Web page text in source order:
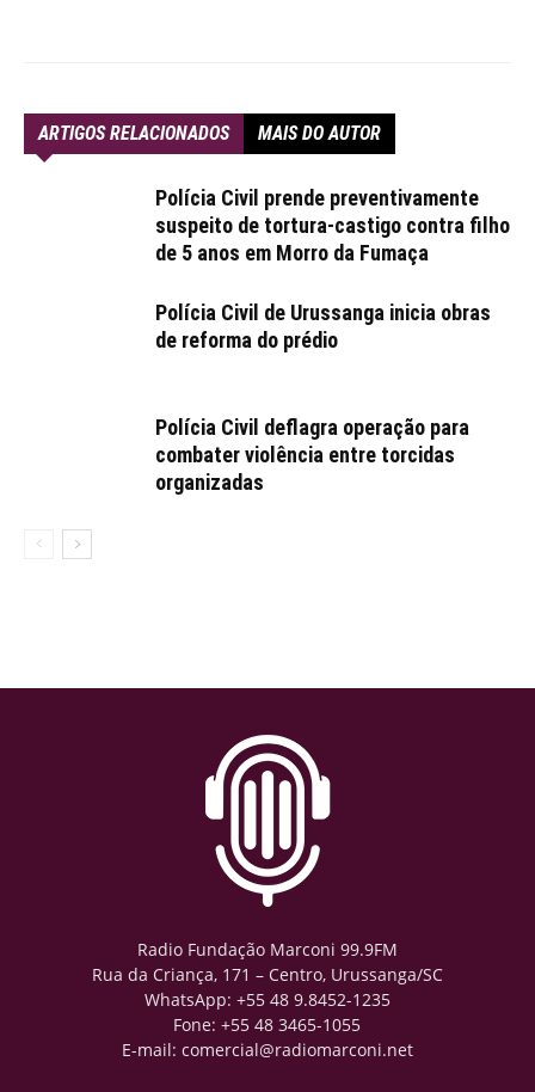
ARTIGOS RELACIONADOS MAIS DO AUTOR
Polícia Civil prende preventivamente
suspeito de tortura-castigo contra filho
de 5 anos em Morro da Fumaça
Polícia Civil de Urussanga inicia obras
de reforma do prédio
Polícia Civil deflagra operação para
combater violência entre torcidas
organizadas
Radio Fundação Marconi 99.9FM
Rua da Criança, 171 – Centro, Urussanga/SC
WhatsApp: +55 48 9.8452-1235
Fone: +55 48 3465-1055
E-mail: comercial@radiomarconi.net